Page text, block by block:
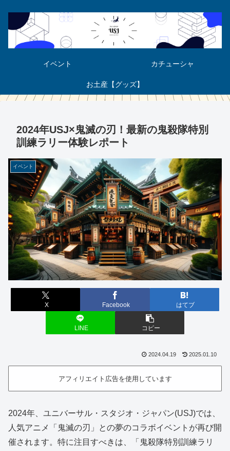
イベント カチューシャ
お土産【グッズ】
2024年USJ×鬼滅の刃！最新の鬼殺隊特別
訓練ラリー体験レポート
イベント
X Facebook はてブ
LINE コピー
2024.04.19 2025.01.10
アフィリエイト広告を使用しています
2024年、ユニバーサル・スタジオ・ジャパン(USJ)では、
人気アニメ「鬼滅の刃」との夢のコラボイベントが再び開
催されます。特に注目すべきは、「鬼殺隊特別訓練ラリ